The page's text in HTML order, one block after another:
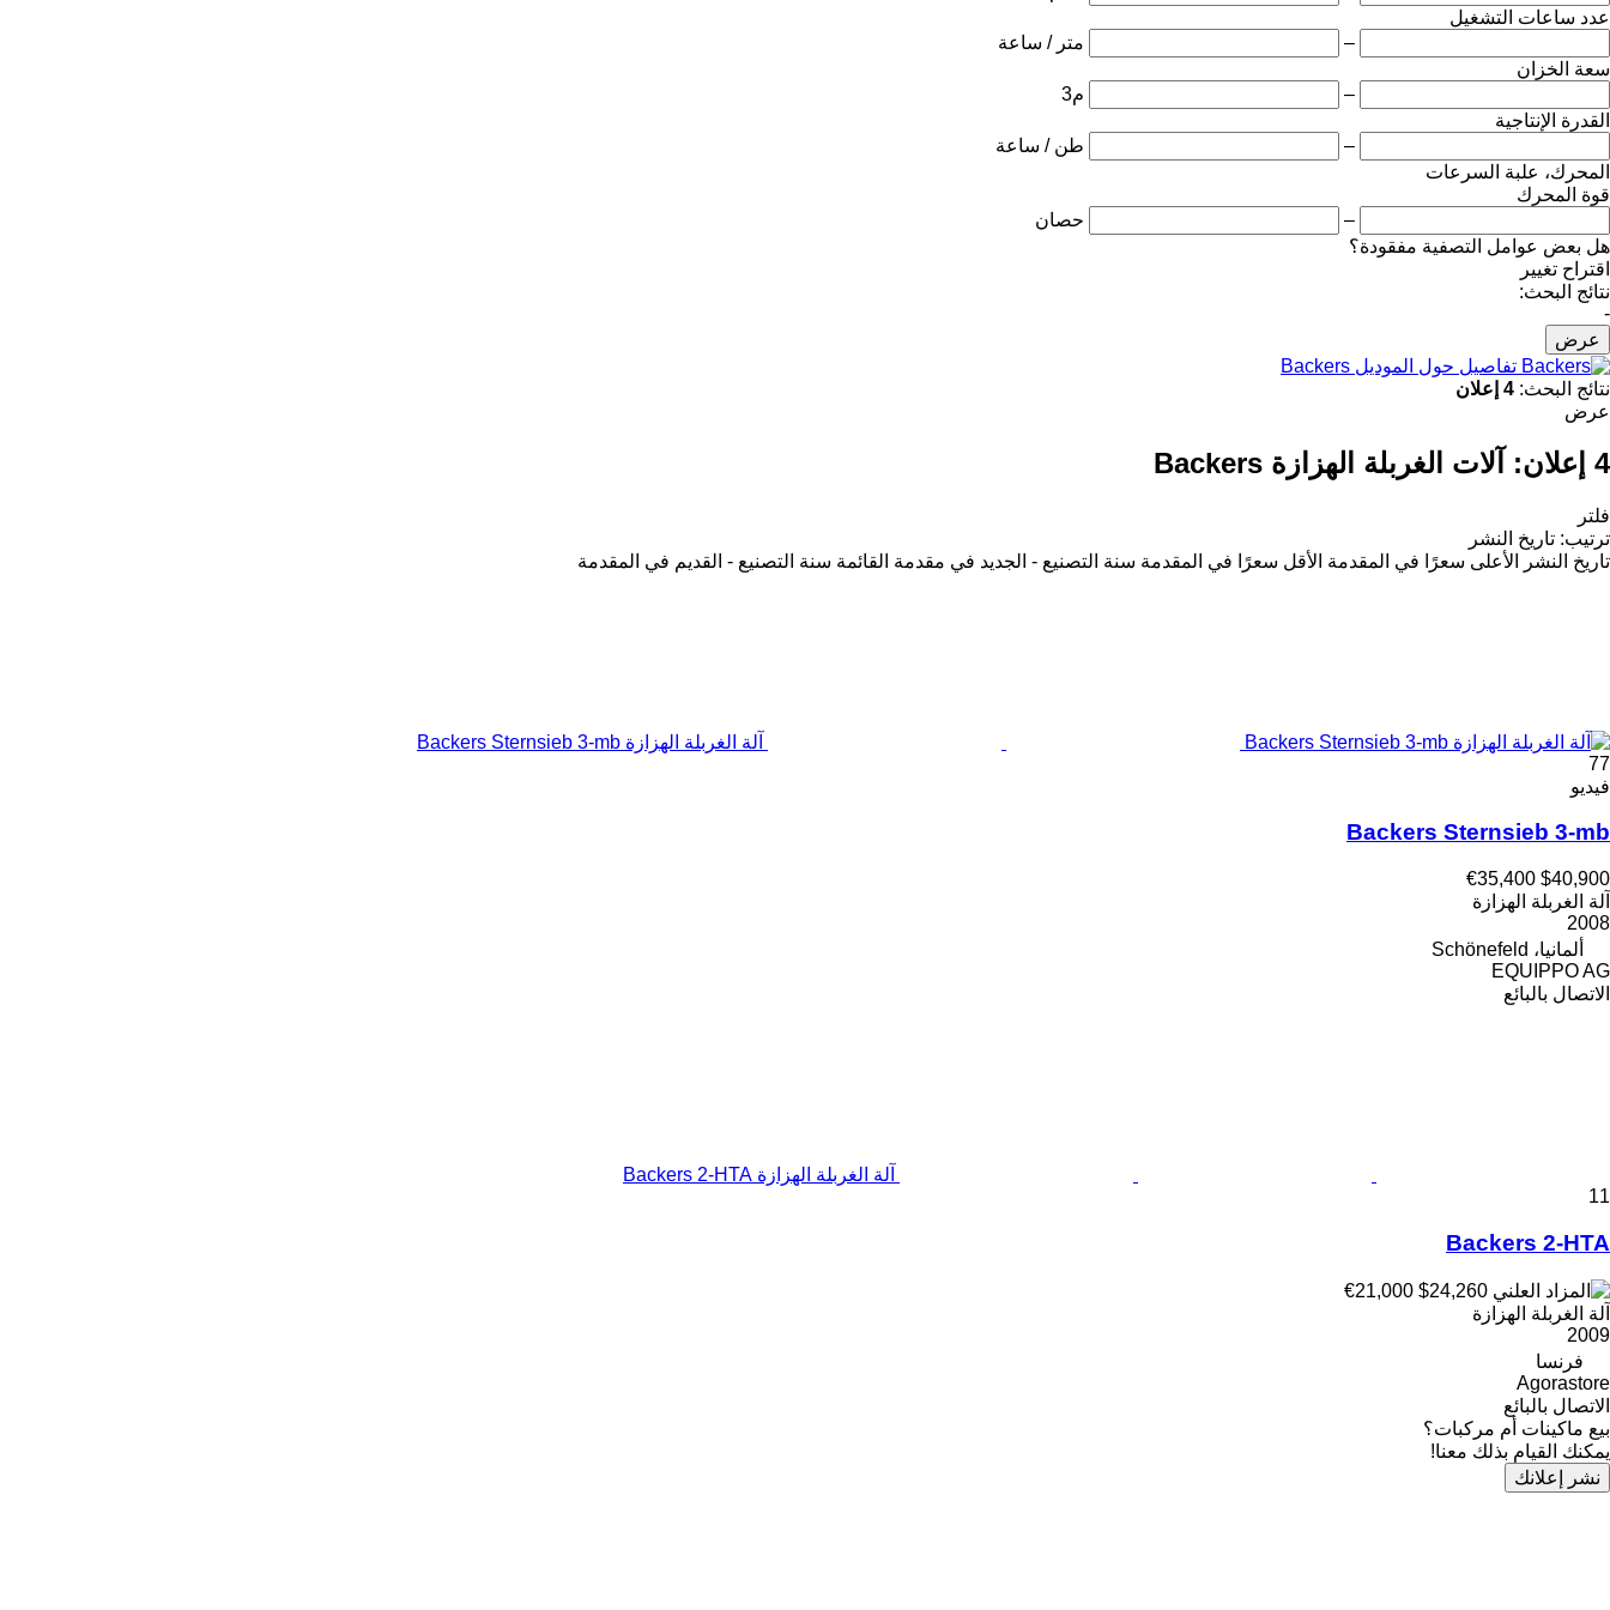
عدد ساعات التشغيل
–
متر / ساعة
سعة الخزان
–
م3
القدرة الإنتاجية
–
طن / ساعة
المحرك، علبة السرعات
قوة المحرك
–
حصان
هل بعض عوامل التصفية مفقودة؟
اقتراح تغيير
نتائج البحث:
-
عرض
تفاصيل حول الموديل Backers
نتائج البحث: 4 إعلان
عرض
4 إعلان: آلات الغربلة الهزازة Backers
فلتر
ترتيب: تاريخ النشر
تاريخ النشر
الأعلى سعرًا في المقدمة الأقل سعرًا في المقدمة سنة التصنيع - الجديد في مقدمة القائمة سنة التصنيع - القديم في المقدمة
آلة الغربلة الهزازة Backers Sternsieb 3-mb
77
فيديو
Backers Sternsieb 3-mb
$40,900
€35,400
آلة الغربلة الهزازة
2008
ألمانيا، Schönefeld
EQUIPPO AG
الاتصال بالبائع
آلة الغربلة الهزازة Backers 2-HTA
11
Backers 2-HTA
€21,000
آلة الغربلة الهزازة
2009
فرنسا
Agorastore
الاتصال بالبائع
بيع ماكينات أم مركبات؟
يمكنك القيام بذلك معنا!
نشر إعلانك